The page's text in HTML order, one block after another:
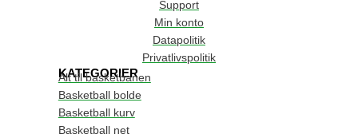
Support
Min konto
Datapolitik
Privatlivspolitik
KATEGORIER
Alt til basketbanen
Basketball bolde
Basketball kurv
Basketball net